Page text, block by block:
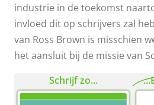
industrie in de toekomst
invloed dit op schrijvers zal
van Ross Brown is misschien
het aansluit bij de missie van
Schrijf zo...